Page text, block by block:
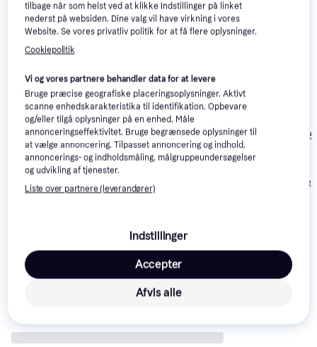
interesser. Vis alle
-10.569 kr.
Canon EOS R1 4.4
47.430 kr.
Panasonic Lumix
S1R Mark II
Kamerahus
4.4
8.266 kr.
Canon EOS
Eller 3 betalinger
tilbage når som helst ved at klikke Indstillinger på linket
nederst på websiden. Dine valg vil have virkning i vores
Website. Se vores privatliv politik for at få flere oplysninger.
Cookiepolitik
Vi og vores partnere behandler data for at levere
Bruge præcise geografiske placeringsoplysninger. Aktivt
scanne enhedskarakteristika til identifikation. Opbevare
og/eller tilgå oplysninger på en enhed. Måle
annonceringseffektivitet. Bruge begrænsede oplysninger til
at vælge annoncering. Tilpasset annoncering og indhold,
annoncerings- og indholdsmåling, målgruppeundersøgelser
og udvikling af tjenester.
Liste over partnere (leverandører)
Indstillinger
Afvis alle
Accepter